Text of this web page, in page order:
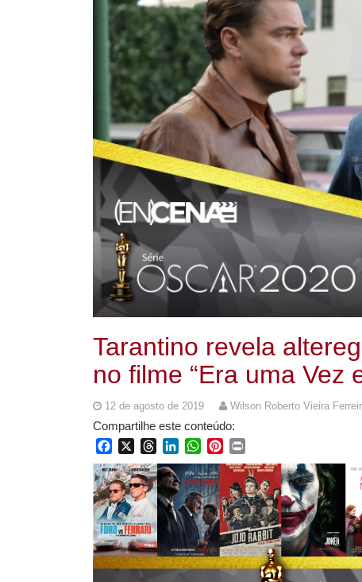
Tarantino revela
no filme “Era uma Vez
12 de agosto de 2019 Wilson Roberto Vieira
Compartilhe este conteúdo:
FacebookThreadsLinkedInWhatsApp
Pinterest